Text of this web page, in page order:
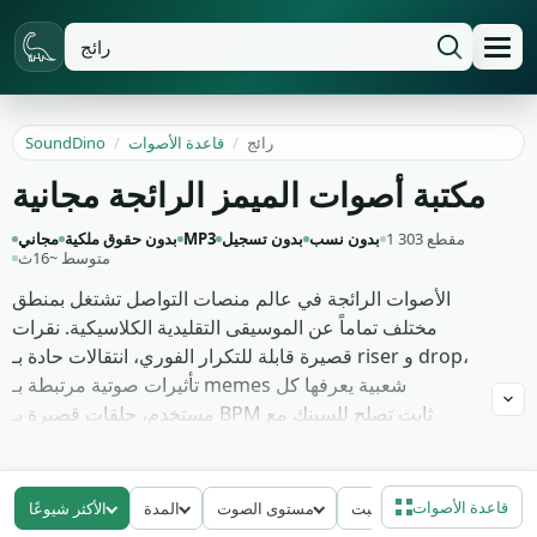
SoundDino / قاعدة الأصوات / رائج
مكتبة أصوات الميمز الرائجة مجانية
مجاني بدون حقوق ملكية MP3 بدون تسجيل بدون نسب
1 303 مقطع
متوسط ~16ث
الأصوات الرائجة في عالم منصات التواصل تشتغل بمنطق
مختلف تماماً عن الموسيقى التقليدية الكلاسيكية. نقرات
قصيرة قابلة للتكرار الفوري، انتقالات حادة بـ riser و drop،
تأثيرات صوتية مرتبطة بـ memes شعبية يعرفها كل
مستخدم، حلقات قصيرة بـ BPM ثابت تصلح للسينك مع
كاملة لتيك توك ويوتيوب شورتس وإنستغرام ريلز. التسجيلات
هنا تجمع التأثيرات الانتقالية، النقرات التحفيزية القوية، والـ
stem القصيرة التي يبني عليها المحرر مونتاجه السريع.
الأكثر شيوعًا المدة مستوى الصوت معدل البتقاعدة الأصوات